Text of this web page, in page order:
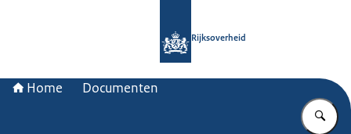
Rijksoverheid
Home Documenten